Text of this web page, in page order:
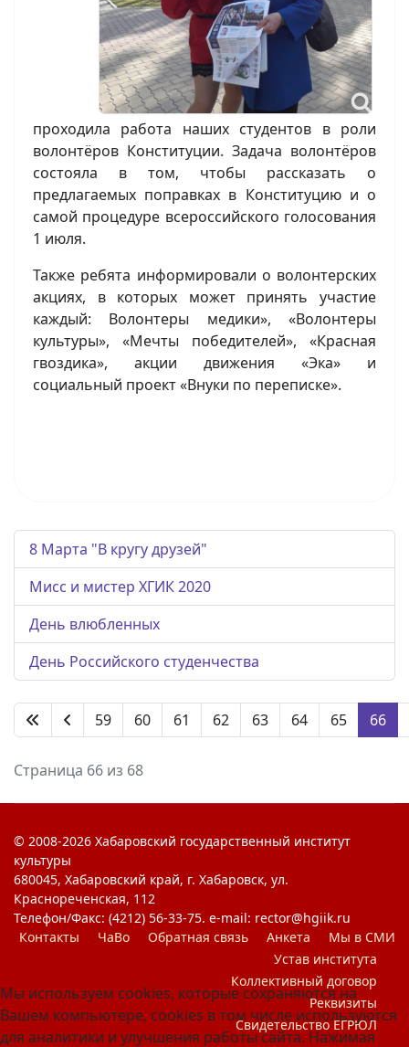
проходила работа наших студентов в роли
волонтёров Конституции. Задача волонтёров
состояла в том, чтобы рассказать о
предлагаемых поправках в Конституцию и о
самой процедуре всероссийского голосования
1 июля.
Также ребята информировали о волонтерских
акциях, в которых может принять участие
каждый: Волонтеры медики», «Волонтеры
культуры», «Мечты победителей», «Красная
гвоздика», акции движения «Эка» и
социальный проект «Внуки по переписке».
8 Марта "В кругу друзей"
Мисс и мистер ХГИК 2020
День влюбленных
День Российского студенчества
59 60 61 62 63 64 65 66
Страница 66 из 68
© 2008-2026 Хабаровский государственный институт
культуры
680045, Хабаровский край, г. Хабаровск, ул.
Краснореченская, 112
Телефон/Факс: (4212) 56-33-75. e-mail: rector@hgiik.ru
Контакты
ЧаВо Обратная связь Анкета
Мы в СМИ
Устав института
Коллективный договор
Реквизиты
Свидетельство ЕГРЮЛ
Мы используем cookies, которые сохраняются на
Вашем компьютере, cookies в том числе используются
для аналитики и улучшения работы сайта. Нажимая